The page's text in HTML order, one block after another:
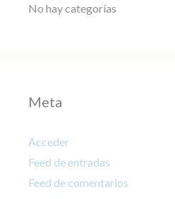
No hay categorías
Meta
Acceder
Feed de entradas
Feed de comentarios